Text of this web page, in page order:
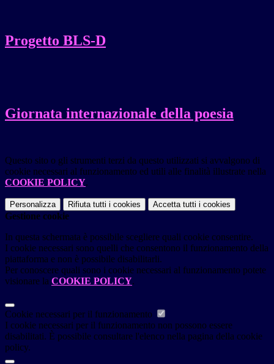
Progetto BLS-D
Giornata internazionale della poesia
Questo sito o gli strumenti terzi da questo utilizzati si avvalgono di
cookie necessari al funzionamento ed utili alle finalità illustrate nella
COOKIE POLICY.
Personalizza Rifiuta tutti i cookies Accetta tutti i cookies
Gestione cookie
In questa schermata è possibile scegliere quali cookie consentire.
I cookie necessari sono quelli che consentono il funzionamento della
piattaforma e non è possibile disabilitarli.
Per conoscere quali sono i cookie necessari al funzionamento potete
visionare la COOKIE POLICY.
Cookie necessari per il funzionamento
I cookie necessari per il funzionamento non possono essere
disabilitati. È possibile consultare l'elenco nella pagina della cookie
policy.